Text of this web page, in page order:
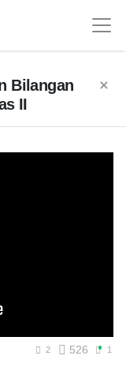
Bilangan
II
2 526 1